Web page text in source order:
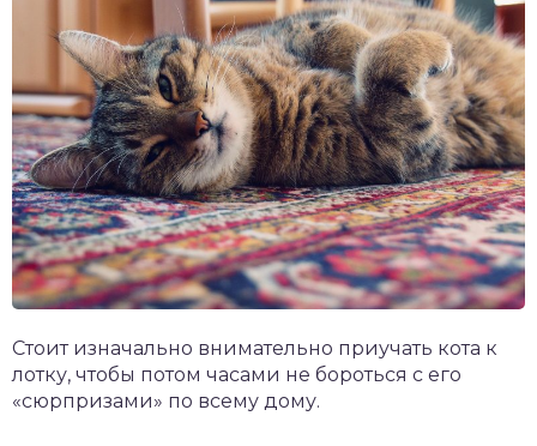
Стоит изначально внимательно приучать кота к
лотку, чтобы потом часами не бороться с его
«сюрпризами» по всему дому.